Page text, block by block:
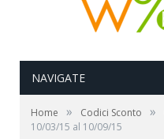
NAVIGATE
Home » Codici Sconto »
10/03/15 al 10/09/15